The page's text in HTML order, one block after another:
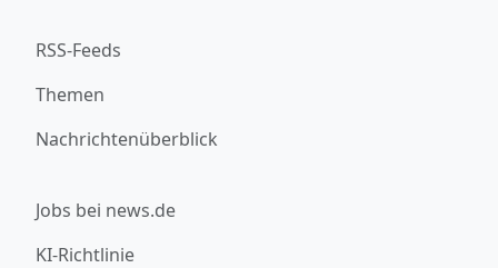
RSS-Feeds
Themen
Nachrichtenüberblick
Jobs bei news.de
KI-Richtlinie